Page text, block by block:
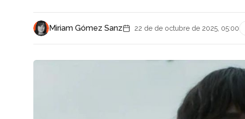
Miriam Gómez Sanz 22 de de octubre de 2025, 05:00